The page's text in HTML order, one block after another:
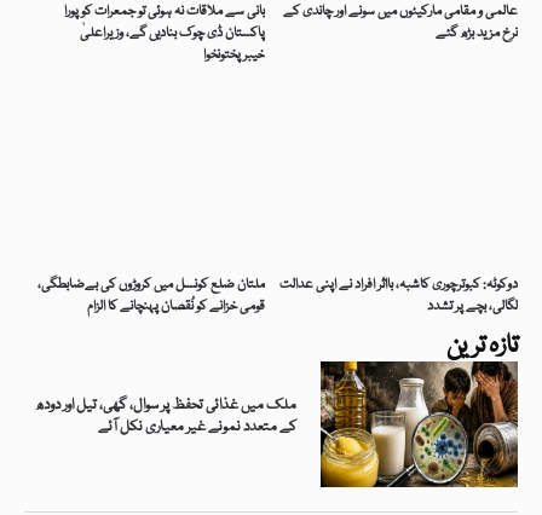
تازہ ترین
ملک میں غذائی تحفظ پر سوال، گھی، تیل اور دودھ
کے متعدد نمونے غیر معیاری نکل آئے
بانی سے ملاقات نہ ہوئی تو جمعرات کو پورا
پاکستان ڈی چوک بنادیں گے، وزیراعلیٰ
خیبرپختونخوا
عالمی و مقامی مارکیٹوں میں سونے اور چاندی کے
نرخ مزید بڑھ گئے
ملتان ضلع کونسل میں کروڑوں کی بےضابطگی،
قومی خزانے کو نُقصان پہنچانے کا الزام
دوکوٹہ: کبوترچوری کاشبہ، بااثر افراد نے اپنی عدالت
لگالی، بچے پر تشدد